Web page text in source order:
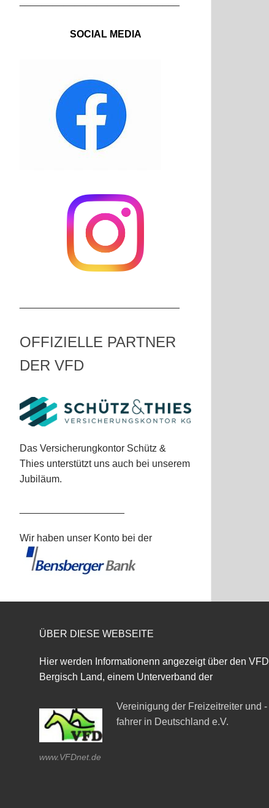
SOCIAL MEDIA
OFFIZIELLE PARTNER
DER VFD
Das Versicherungkontor Schütz &
Thies unterstützt uns auch bei unserem
Jubiläum.
Wir haben unser Konto bei der
ÜBER DIESE WEBSEITE
Hier werden Informationenn angezeigt über den VFD
Bergisch Land, einem Unterverband der
www.VFDnet.de
Vereinigung der Freizeitreiter und -
fahrer in Deutschland e.V.